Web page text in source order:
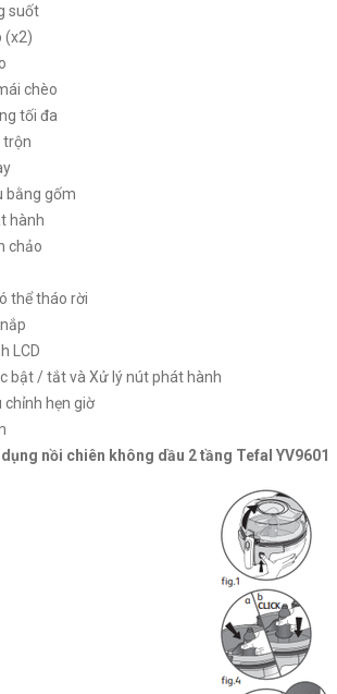
suốt
(x2)
chèo
tối đa
trộn
bằng gốm
hành
chảo
thể tháo rời
LCD
bật / tắt và Xử lý nút phát hành
chỉnh hẹn giờ
nồi chiên không dầu 2 tầng Tefal YV9601